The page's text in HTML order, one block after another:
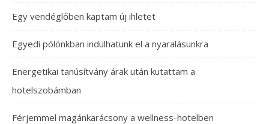
Egy vendéglőben kaptam új ihletet
Egyedi pólónkban indulhatunk el a nyaralásunkra
Energetikai tanúsítvány árak után kutattam a
hotelszobámban
Férjemmel magánkarácsony a wellness-hotelben